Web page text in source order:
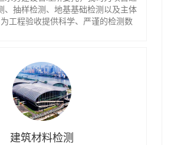
、抽样检测、地基基础检测以及主体
工程验收提供科学、严谨的检测数
建筑材料检测